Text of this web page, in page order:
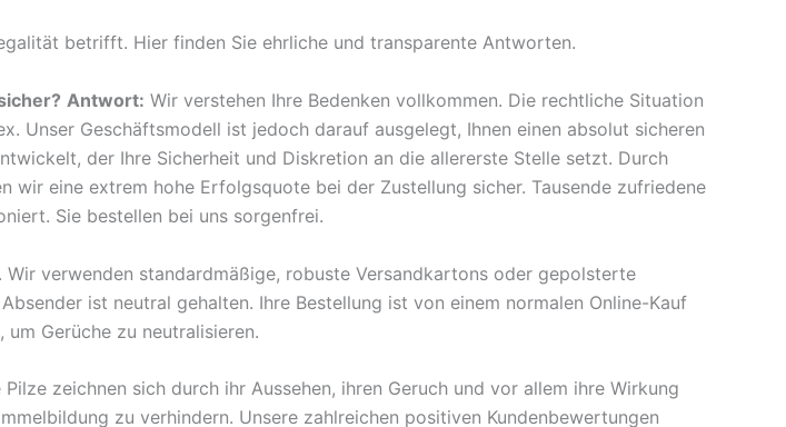
betrifft. Hier finden Sie ehrliche und transparente Antworten.
Antwort: Wir verstehen Ihre Bedenken vollkommen. Die rechtliche Situation
Unser Geschäftsmodell ist jedoch darauf ausgelegt, Ihnen einen absolut sicheren
der Ihre Sicherheit und Diskretion an die allererste Stelle setzt. Durch
wir eine extrem hohe Erfolgsquote bei der Zustellung sicher. Tausende zufriedene
Sie bestellen bei uns sorgenfrei.
Wir verwenden standardmäßige, robuste Versandkartons oder gepolsterte
ist neutral gehalten. Ihre Bestellung ist von einem normalen Online-Kauf
Gerüche zu neutralisieren.
Pilze zeichnen sich durch ihr Aussehen, ihren Geruch und vor allem ihre Wirkung
zu verhindern. Unsere zahlreichen positiven Kundenbewertungen